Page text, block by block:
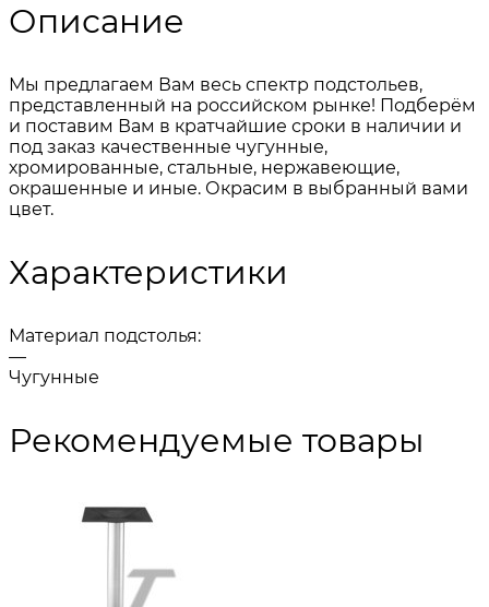
Описание
Мы предлагаем Вам весь спектр подстольев,
представленный на российском рынке! Подберём
и поставим Вам в кратчайшие сроки в наличии и
под заказ качественные чугунные,
хромированные, стальные, нержавеющие,
окрашенные и иные. Окрасим в выбранный вами
цвет.
Характеристики
Материал подстолья:
—
Чугунные
Рекомендуемые товары